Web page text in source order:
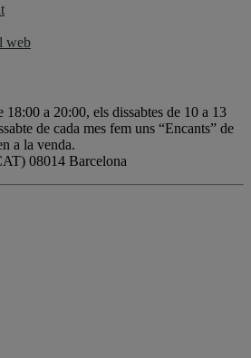
web
a 20:00, els dissabtes de 10 a 13
de cada mes fem uns “Encants” de
a la venda.
08014 Barcelona